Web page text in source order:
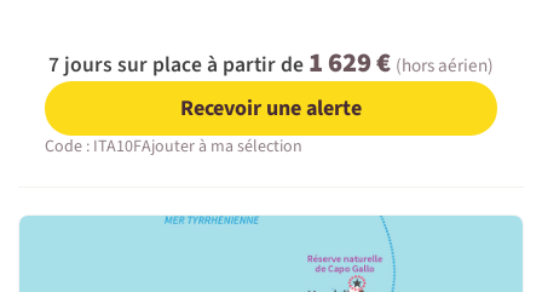
7 jours sur place à partir de 1 629 € (hors aérien)
Recevoir une alerte
Code : ITA10FAjouter à ma sélection